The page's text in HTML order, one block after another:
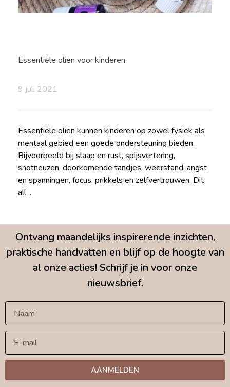
Essentiële oliën voor kinderen
9 juli 2021
Essentiële oliën kunnen kinderen op zowel fysiek als
mentaal gebied een goede ondersteuning bieden.
Bijvoorbeeld bij slaap en rust, spijsvertering,
snotneuzen, doorkomende tandjes, weerstand, angst
en spanningen, focus, prikkels en zelfvertrouwen. Dit
all ...
Ontvang maandelijks inspirerende inzichten,
praktische handvatten en blijf op de hoogte van
al onze acties! Schrijf je in voor onze
nieuwsbrief.
AANMELDEN